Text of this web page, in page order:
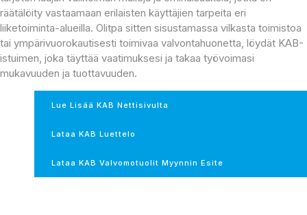
räätälöity vastaamaan erilaisten käyttäjien tarpeita eri
liiketoiminta-alueilla. Olitpa sitten sisustamassa vilkasta toimistoa
tai ympärivuorokautisesti toimivaa valvontahuonetta, löydät KAB-
istuimen, joka täyttää vaatimuksesi ja takaa työvoimasi
mukavuuden ja tuottavuuden.
Lue Lisää KAB Nettisivulta
Lataa KAB Luettelo
Lataa KAB Valvomotuolit Myynnin Esite